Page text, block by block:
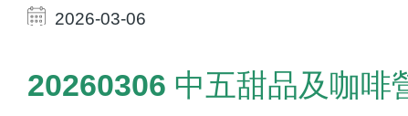
2026-03-06
20260306 中五甜品及咖啡